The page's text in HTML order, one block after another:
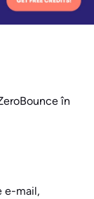
în
e-mail,